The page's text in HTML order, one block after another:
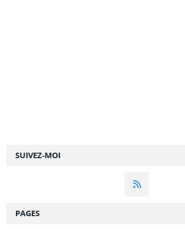
SUIVEZ-MOI
PAGES